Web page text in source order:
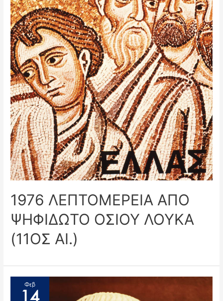
1976 ΛΕΠΤΟΜΕΡΕΙΑ ΑΠΟ
ΨΗΦΙΔΩΤΟ ΟΣΙΟΥ ΛΟΥΚΑ
(11ΟΣ ΑΙ.)
Φεβ
14